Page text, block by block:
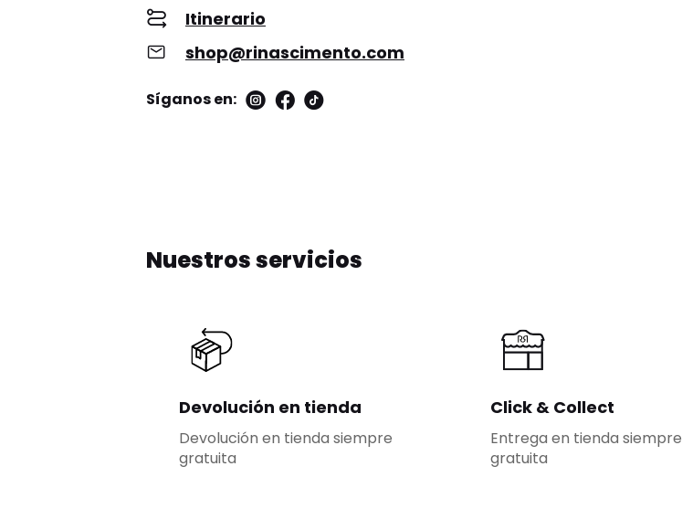
Itinerario
shop@rinascimento.com
Síganos en:
Nuestros servicios
Devolución en tienda
Devolución en tienda siempre
gratuita
Click & Collect
Entrega en tienda siempre
gratuita